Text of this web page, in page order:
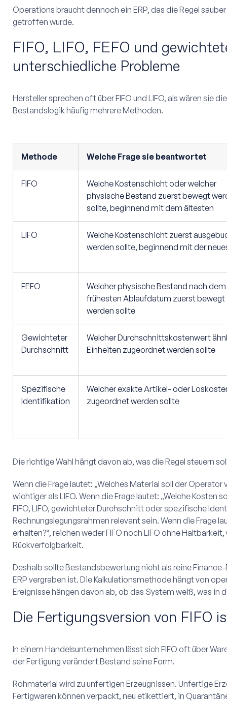
Operations braucht dennoch ein ERP, das die Regel
getroffen wurde.
FIFO, LIFO, FEFO und
unterschiedliche Probleme
Hersteller sprechen oft über FIFO und LIFO, als wären sie
Bestandslogik häufig mehrere Methoden.
Methode Welche Frage sie beantwortet
FIFO
Welche Kostenschicht oder welcher
physische Bestand zuerst bewegt
sollte, beginnend mit dem ältesten
LIFO
Welche Kostenschicht zuerst
werden sollte, beginnend mit der
FEFO
Welcher physische Bestand nach dem
frühesten Ablaufdatum zuerst bewegt
werden sollte
Gewichteter
Durchschnitt
Welcher Durchschnittskostenwert
Einheiten zugeordnet werden sollte
Spezifische
Identifikation
Welcher exakte Artikel- oder
zugeordnet werden sollte
Die richtige Wahl hängt davon ab, was die Regel steuern
Wenn die Frage lautet: „Welches Material soll der Operator
wichtiger als LIFO. Wenn die Frage lautet: „Welche Kosten
FIFO, LIFO, gewichteter Durchschnitt oder spezifische
Rechnungslegungsrahmen relevant sein. Wenn die Frage
erhalten?“, reichen weder FIFO noch LIFO ohne
Rückverfolgbarkeit.
Deshalb sollte Bestandsbewertung nicht als reine
ERP vergraben ist. Die Kalkulationsmethode hängt von
Ereignisse hängen davon ab, ob das System weiß, was in
Die Fertigungsversion von FIFO
In einem Handelsunternehmen lässt sich FIFO oft über
der Fertigung verändert Bestand seine Form.
Rohmaterial wird zu unfertigen Erzeugnissen. Unfertige
Fertigwaren können verpackt, neu etikettiert, in